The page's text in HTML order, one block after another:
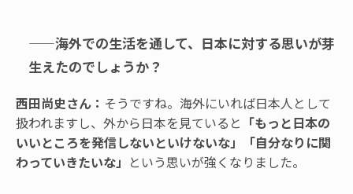
——海外での生活を通して、日本に対する思いが芽
生えたのでしょうか？
西田尚史さん： そうですね。海外にいれば日本人として
扱われますし、外から日本を見ていると 「もっと日本の
いいところを発信しないといけないな」「自分なりに関
わっていきたいな」 という思いが強くなりました。